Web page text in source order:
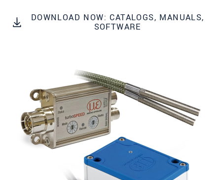
DOWNLOAD NOW: CATALOGS, MANUALS,
SOFTWARE
街道
电话
电子邮件 *
留言*